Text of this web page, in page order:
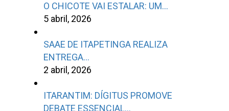
O CHICOTE VAI ESTALAR: UM…
5 abril, 2026
SAAE DE ITAPETINGA REALIZA
ENTREGA…
2 abril, 2026
ITARANTIM: DÍGITUS PROMOVE
DEBATE ESSENCIAL…